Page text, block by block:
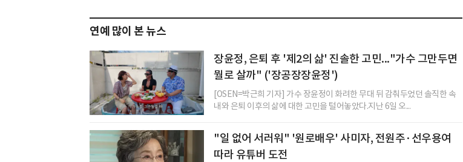
연예 많이 본 뉴스
장윤정, 은퇴 후 '제2의 삶' 진솔한 고민..."가수 그만두면
뭘로 살까" ('장공장장윤정')
[OSEN=박근희 기자] 가수 장윤정이 화려한 무대 뒤 감춰두었던 솔직한 속
내와 은퇴 이후의 삶에 대한 고민을 털어놓았다.지난 6일 오...
"일 없어 서러워" '원로배우' 사미자, 전원주·선우용여
따라 유튜버 도전